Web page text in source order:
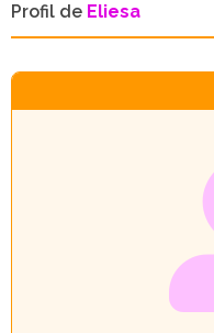
Profil de Eliesa